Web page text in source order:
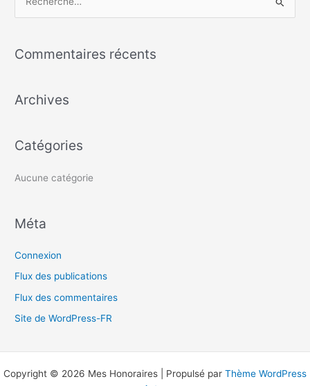
h
r
e
r
Commentaires récents
Archives
Catégories
Aucune catégorie
Méta
Connexion
Flux des publications
Flux des commentaires
Site de WordPress-FR
Copyright © 2026 Mes Honoraires | Propulsé par Thème WordPress